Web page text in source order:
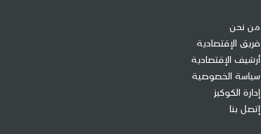
من نحن
فريق الإقتصادية
أرشيف الإقتصادية
سياسة الخصوصية
إدارة الكوكيز
إتصل بنا